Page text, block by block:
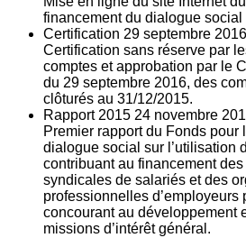
financement du dialogue social
Certification 29 septembre 2016
Certification sans réserve par
comptes et approbation par le
du 29 septembre 2016, des
clôturés au 31/12/2015.
Rapport 2015 24 novembre
Premier rapport du Fonds pour
dialogue social sur l’utilisation
contribuant au financement
syndicales de salariés et des
professionnelles d’employeurs
concourant au développement
missions d’intérêt général.